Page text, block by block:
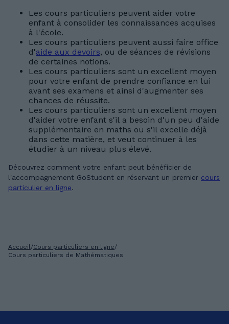
Les cours particuliers peuvent aider votre
enfant à consolider les connaissances acquises
à l'école.
Les cours particuliers peuvent aussi faire office
d'aide aux devoirs, ou de séances de révisions
de certaines notions.
Les cours particuliers sont un excellent moyen
pour votre enfant de prendre confiance en lui
avant ses examens et ainsi d'augmenter ses
chances de réussite.
Les cours particuliers sont un excellent moyen
d'aider votre enfant s'il a besoin d'un peu d'aide
supplémentaire en maths ou s'il excelle déjà
dans cette matière, et veut continuer à les
étudier à un niveau plus élevé.
Découvrez comment votre enfant peut bénéficier de
l'accompagnement GoStudent en réservant un premier cours
particulier en ligne.
Accueil/Cours particuliers en ligne/
Cours particuliers de Mathématiques